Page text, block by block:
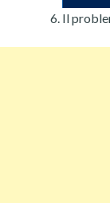
Il